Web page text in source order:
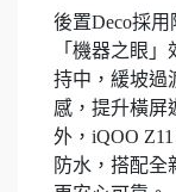
後置Deco採
「機器之眼
持中，緩坡過
感，提升橫屏
外，iQOO
防水，搭配全